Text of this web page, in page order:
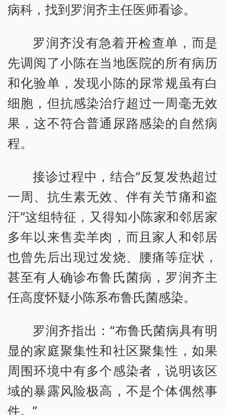
病科，找到罗润齐主任医师看诊。
罗润齐没有急着开检查单，而是
先调阅了小陈在当地医院的所有病历
和化验单，发现小陈的尿常规虽有白
细胞，但抗感染治疗超过一周毫无效
果，这不符合普通尿路感染的自然病
程。
接诊过程中，结合“反复发热超过
一周、抗生素无效、伴有关节痛和盗
汗”这组特征，又得知小陈家和邻居家
多年以来售卖羊肉，而且家人和邻居
也曾先后出现过发烧、腰痛等症状，
甚至有人确诊布鲁氏菌病，罗润齐主
任高度怀疑小陈系布鲁氏菌感染。
罗润齐指出：“布鲁氏菌病具有明
显的家庭聚集性和社区聚集性，如果
周围环境中有多个感染者，说明该区
域的暴露风险极高，不是个体偶然事
件。”